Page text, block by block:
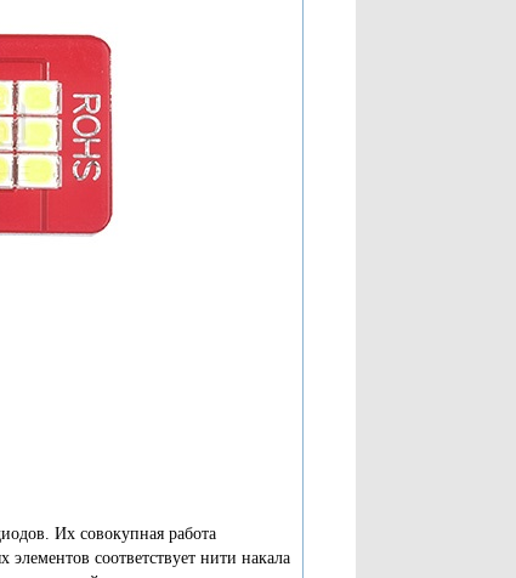
Их совокупная работа
соответствует нити накала